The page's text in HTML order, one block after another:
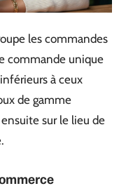
les commandes
commande unique
à ceux
de gamme
sur le lieu de